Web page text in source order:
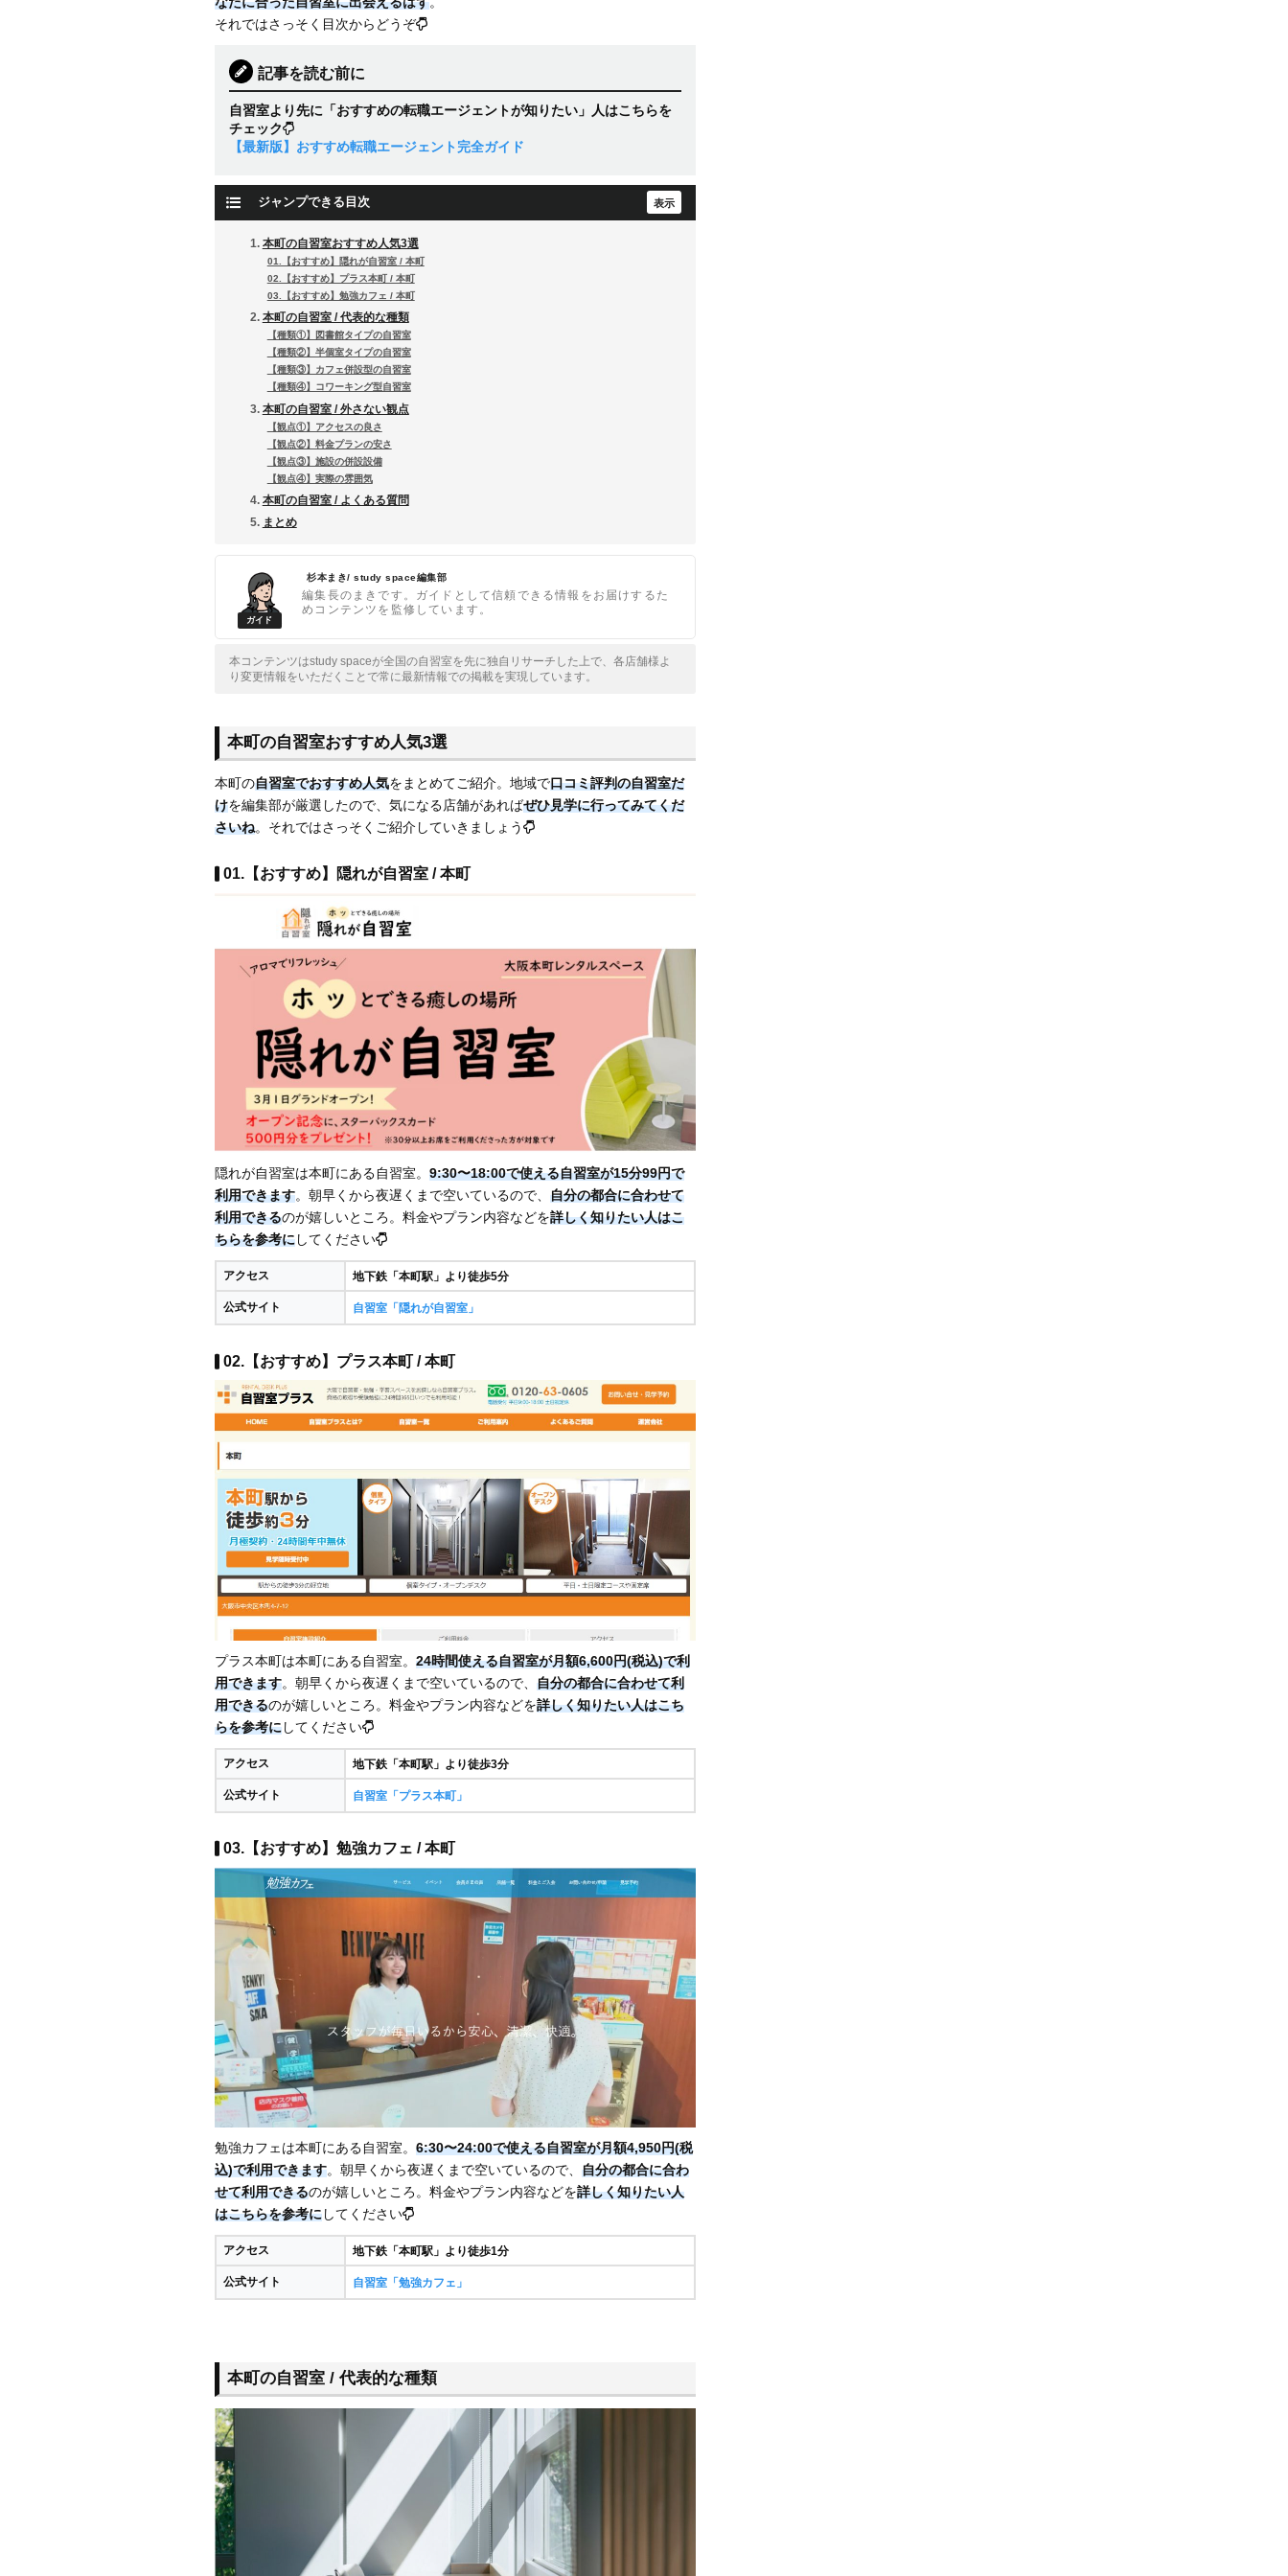
それではさっそく目次からどうぞ
記事を読む前に
自習室より先に「おすすめの転職エージェントが知りたい」人はこちらを
チェック
【最新版】おすすめ転職エージェント完全ガイド
ジャンプできる目次
本町の自習室おすすめ人気3選
01.【おすすめ】隠れが自習室 / 本町
02.【おすすめ】プラス本町 / 本町
03.【おすすめ】勉強カフェ / 本町
本町の自習室 / 代表的な種類
【種類①】図書館タイプの自習室
【種類②】半個室タイプの自習室
【種類③】カフェ併設型の自習室
【種類④】コワーキング型自習室
本町の自習室 / 外さない観点
【観点①】アクセスの良さ
【観点②】料金プランの安さ
【観点③】施設の併設設備
【観点④】実際の雰囲気
本町の自習室 / よくある質問
まとめ
杉本まき/ study space編集部
編集長のまきです。ガイドとして信頼できる情報をお届けするた
めコンテンツを監修しています。
本コンテンツはstudy spaceが全国の自習室を先に独自リサーチした上で、各店舗様よ
り変更情報をいただくことで常に最新情報での掲載を実現しています。
本町の自習室おすすめ人気3選
本町の自習室でおすすめ人気をまとめてご紹介。地域で口コミ評判の自習室だ
けを編集部が厳選したので、気になる店舗があればぜひ見学に行ってみてくだ
さいね。それではさっそくご紹介していきましょう
01.【おすすめ】隠れが自習室 / 本町
隠れが自習室は本町にある自習室。 9:30〜18:00で使える自習室が15分99円で
利用できます。朝早くから夜遅くまで空いているので、 自分の都合に合わせて
利用できるのが嬉しいところ。料金やプラン内容などを詳しく知りたい人はこ
ちらを参考にしてください
アクセス 地下鉄「本町駅」より徒歩5分
公式サイト 自習室「隠れが自習室」
02.【おすすめ】プラス本町 / 本町
プラス本町は本町にある自習室。 24時間使える自習室が月額6,600円(税込)で利
用できます。朝早くから夜遅くまで空いているので、 自分の都合に合わせて利
用できるのが嬉しいところ。料金やプラン内容などを詳しく知りたい人はこち
らを参考にしてください
アクセス 地下鉄「本町駅」より徒歩3分
公式サイト 自習室「プラス本町」
03.【おすすめ】勉強カフェ / 本町
勉強カフェは本町にある自習室。 6:30〜24:00で使える自習室が月額4,950円(税
込)で利用できます。朝早くから夜遅くまで空いているので、 自分の都合に合わ
せて利用できるのが嬉しいところ。料金やプラン内容などを詳しく知りたい人
はこちらを参考にしてください
アクセス 地下鉄「本町駅」より徒歩1分
公式サイト 自習室「勉強カフェ」
本町の自習室 / 代表的な種類